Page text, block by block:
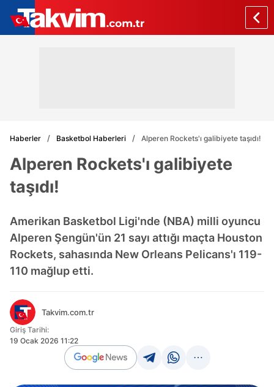
Haberler Basketbol Haberleri Alperen Rockets'ı galibiyete taşıdı!
Alperen Rockets'ı galibiyete
taşıdı!
Amerikan Basketbol Ligi'nde (NBA) milli oyuncu
Alperen Şengün'ün 21 sayı attığı maçta Houston
Rockets, sahasında New Orleans Pelicans'ı 119-
110 mağlup etti.
Takvim.com.tr
Giriş Tarihi:
19 Ocak 2026 11:22